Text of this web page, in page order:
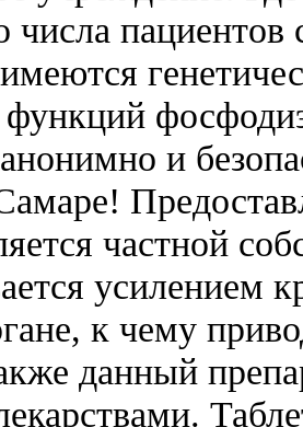
числа
и
частной
усилением
к чему
данный